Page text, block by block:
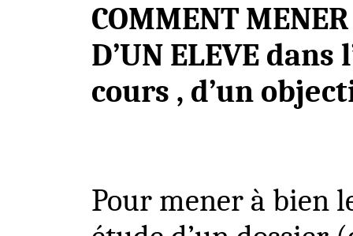
COMMENT
D’UN ELEVE
cours , d’un
Pour mener à bien